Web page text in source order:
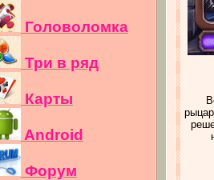
Головоломка
Три в ряд
Карты
Android
Форум